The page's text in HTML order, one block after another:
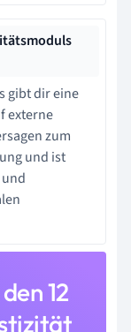
gibt dir eine
externe
zum
und ist
12